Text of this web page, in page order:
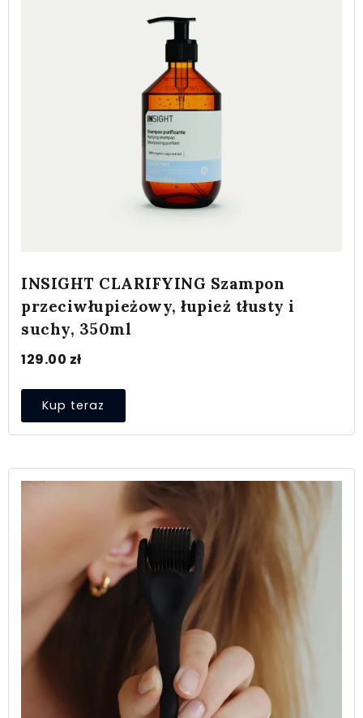
INSIGHT CLARIFYING Szampon
przeciwłupieżowy, łupież tłusty i
suchy, 350ml
129.00 zł
Kup teraz